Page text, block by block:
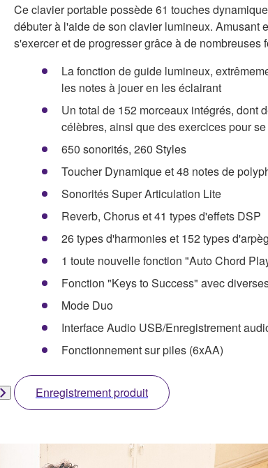
Ce clavier portable possède 61 touches
débuter à l'aide de son clavier lumineux. Amusant
s'exercer et de progresser grâce à de nombreuses
La fonction de guide lumineux,
les notes à jouer en les éclairant
Un total de 152 morceaux intégrés, dont
célèbres, ainsi que des exercices pour
650 sonorités, 260 Styles
Toucher Dynamique et 48 notes de
Sonorités Super Articulation Lite
Reverb, Chorus et 41 types d'effets DSP
26 types d'harmonies et 152 types
1 toute nouvelle fonction "Auto Chord
Fonction "Keys to Success" avec
Mode Duo
Interface Audio USB/Enregistrement
Fonctionnement sur piles (6xAA)
Enregistrement produit